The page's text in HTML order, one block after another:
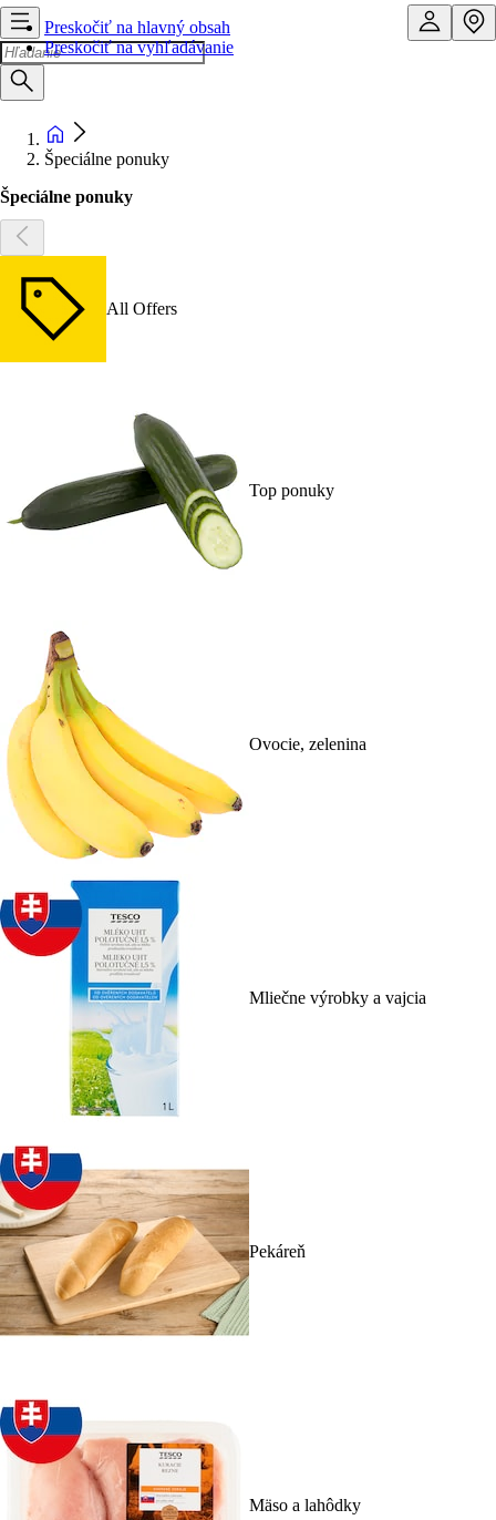
Preskočiť na hlavný obsah
Preskočiť na vyhľadávanie
Špeciálne ponuky
Špeciálne ponuky
All Offers
Top ponuky
Ovocie, zelenina
Mliečne výrobky a vajcia
Pekáreň
Mäso a lahôdky